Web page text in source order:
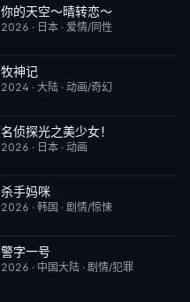
更新至第02集
你的天空～晴转恋～
2026 · 日本 · 爱情/同性
更新至第95集
牧神记
2024 · 大陆 · 动画/奇幻
更新至第28集
名侦探光之美少女！
2026 · 日本 · 动画
更新至第04集
杀手妈咪
2026 · 韩国 · 剧情/惊悚
更新至第30集
警字一号
2026 · 中国大陆 · 剧情/犯罪